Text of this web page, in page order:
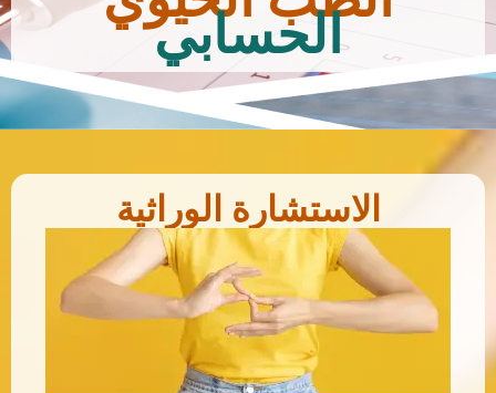
الحسابي
الاستشارة الوراثية